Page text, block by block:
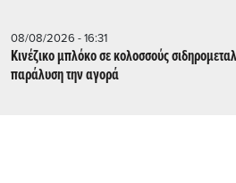
08/08/2026 - 16:31
Κινέζικο μπλόκο σε κολοσσούς
παράλυση την αγορά